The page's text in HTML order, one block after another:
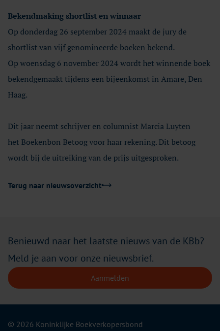
Bekendmaking shortlist en winnaar
Op donderdag 26 september 2024 maakt de jury de
shortlist van vijf genomineerde boeken bekend.
Op woensdag 6 november 2024 wordt het winnende boek
bekendgemaakt tijdens een bijeenkomst in Amare, Den
Haag.
Dit jaar neemt schrijver en columnist Marcia Luyten
het Boekenbon Betoog voor haar rekening. Dit betoog
wordt bij de uitreiking van de prijs uitgesproken.
Terug naar nieuwsoverzicht
Benieuwd naar het laatste nieuws van de KBb?
Meld je aan voor onze nieuwsbrief.
Aanmelden
© 2026 Koninklijke Boekverkopersbond